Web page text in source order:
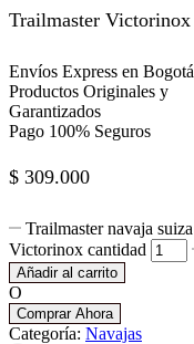
Trailmaster Victorinox
Envíos Express en Bogotá
Productos Originales y
Garantizados
Pago 100% Seguros
$ 309.000
Trailmaster navaja suiza
Victorinox cantidad
Añadir al carrito
O
Comprar Ahora
Categoría: Navajas